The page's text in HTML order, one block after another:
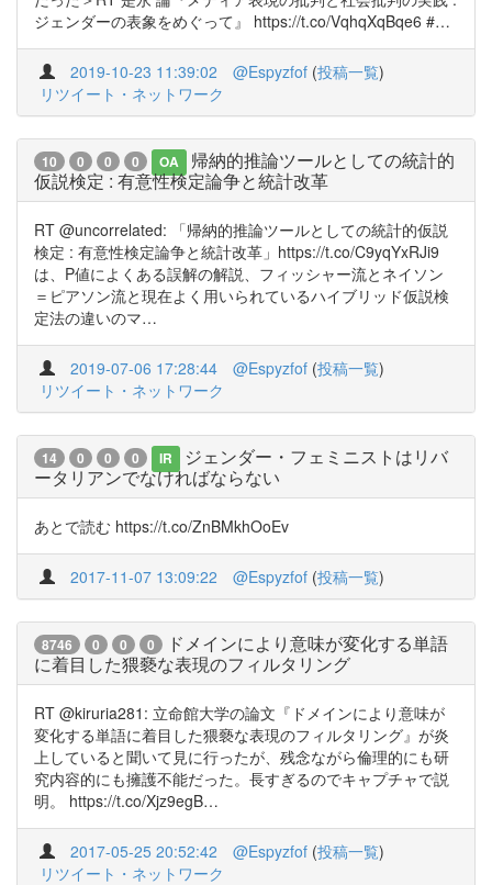
ジェンダーの表象をめぐって』 https://t.co/VqhqXqBqe6 #…
2019-10-23 11:39:02 @Espyzfof (投稿一覧)
リツイート・ネットワーク
10 0 0 0 OA
帰納的推論ツールとしての統計的
仮説検定 : 有意性検定論争と統計改革
RT @uncorrelated: 「帰納的推論ツールとしての統計的仮説
検定 : 有意性検定論争と統計改革」https://t.co/C9yqYxRJi9
は、P値によくある誤解の解説、フィッシャー流とネイソン
＝ピアソン流と現在よく用いられているハイブリッド仮説検
定法の違いのマ…
2019-07-06 17:28:44 @Espyzfof (投稿一覧)
リツイート・ネットワーク
14 0 0 0 IR
ジェンダー・フェミニストはリバ
ータリアンでなければならない
あとで読む https://t.co/ZnBMkhOoEv
2017-11-07 13:09:22 @Espyzfof (投稿一覧)
8746 0 0 0
ドメインにより意味が変化する単語
に着目した猥褻な表現のフィルタリング
RT @kiruria281: 立命館大学の論文『ドメインにより意味が
変化する単語に着目した猥褻な表現のフィルタリング』が炎
上していると聞いて見に行ったが、残念ながら倫理的にも研
究内容的にも擁護不能だった。長すぎるのでキャプチャで説
明。 https://t.co/Xjz9egB…
2017-05-25 20:52:42 @Espyzfof (投稿一覧)
リツイート・ネットワーク